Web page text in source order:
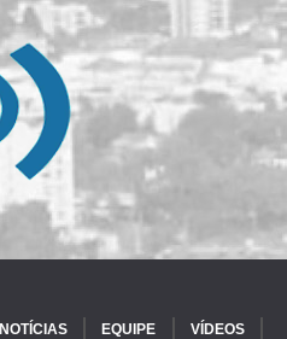
NOTÍCIAS EQUIPE VÍDEOS